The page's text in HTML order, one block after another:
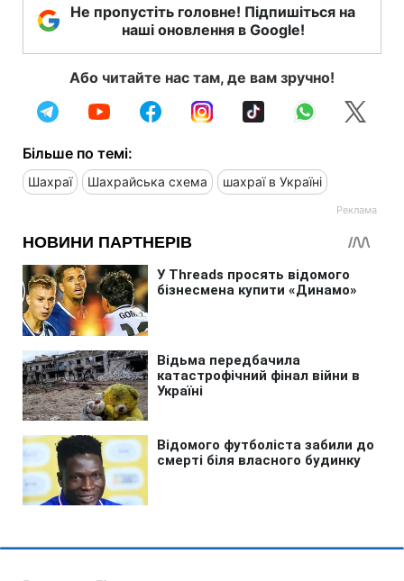
Не пропустіть головне! Підпишіться на
наші оновлення в Google!
Або читайте нас там, де вам зручно!
Більше по темі:
Шахраї Шахрайська схема шахраї в Україні